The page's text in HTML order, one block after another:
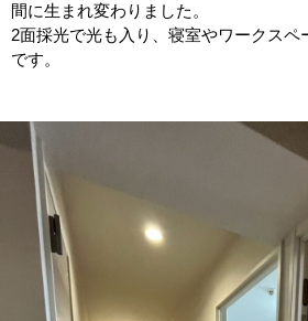
間に生まれ変わりました。
2面採光で光も入り、寝室やワークスペ
です。